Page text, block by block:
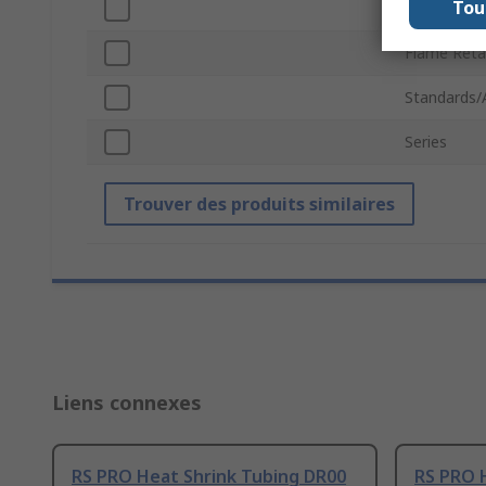
Sleeve
Flame
Standards/
Series
Trouver des produits similaires
Liens connexes
RS PRO Heat Shrink Tubing DR00
RS